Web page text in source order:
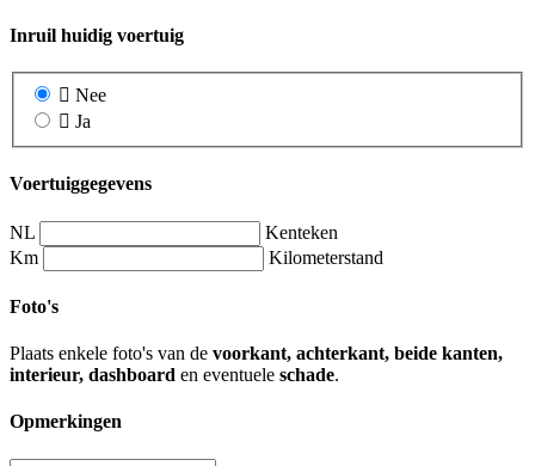
Inruil huidig voertuig
Nee
Ja
Voertuiggegevens
NL
Kenteken
Km
Kilometerstand
Foto's
Plaats enkele foto's van de voorkant, achterkant, beide kanten,
interieur, dashboard en eventuele schade.
Opmerkingen